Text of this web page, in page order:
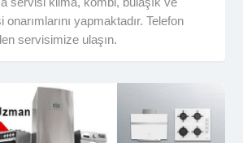
yapmaktadır. Telefon
servisimize ulaşın.